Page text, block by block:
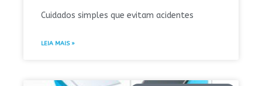
Cuidados simples que evitam acidentes
LEIA MAIS »